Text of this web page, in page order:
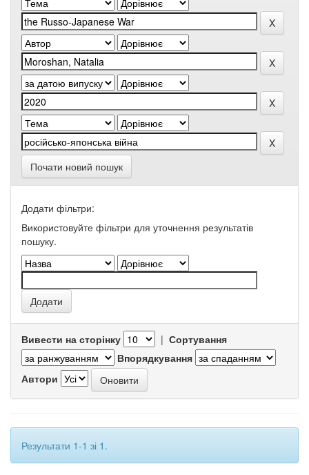
Почати новий пошук
Додати фільтри:
Використовуйте фільтри для уточнення результатів
пошуку.
Вивести на сторінку | Сортування
Впорядкування
Автори
Результати 1-1 зі 1.